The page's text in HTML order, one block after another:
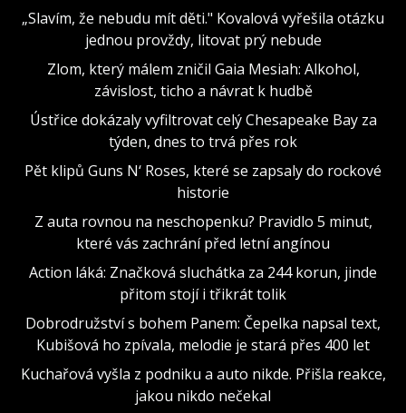
„Slavím, že nebudu mít děti." Kovalová vyřešila otázku
jednou provždy, litovat prý nebude
Zlom, který málem zničil Gaia Mesiah: Alkohol,
závislost, ticho a návrat k hudbě
Ústřice dokázaly vyfiltrovat celý Chesapeake Bay za
týden, dnes to trvá přes rok
Pět klipů Guns N‘ Roses, které se zapsaly do rockové
historie
Z auta rovnou na neschopenku? Pravidlo 5 minut,
které vás zachrání před letní angínou
Action láká: Značková sluchátka za 244 korun, jinde
přitom stojí i třikrát tolik
Dobrodružství s bohem Panem: Čepelka napsal text,
Kubišová ho zpívala, melodie je stará přes 400 let
Kuchařová vyšla z podniku a auto nikde. Přišla reakce,
jakou nikdo nečekal